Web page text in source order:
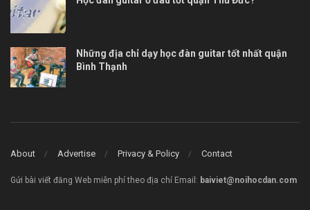
Những địa chỉ dạy học đàn guitar tốt nhất quận
Bình Thạnh
About Advertise Privacy & Policy Contact
Gửi bài viết đăng Web miễn phí theo địa chỉ Email: baiviet@noihocdan.com